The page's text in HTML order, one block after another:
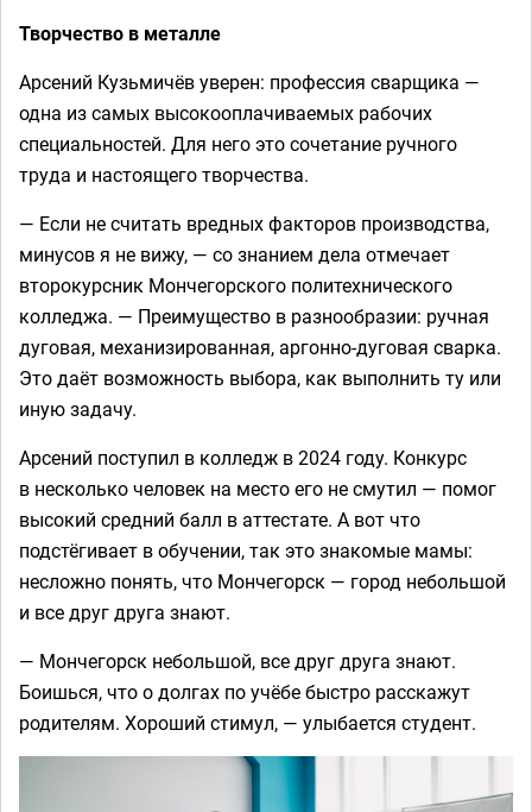
Творчество в металле
Арсений Кузьмичёв уверен: профессия сварщика —
одна из самых высокооплачиваемых рабочих
специальностей. Для него это сочетание ручного
труда и настоящего творчества.
— Если не считать вредных факторов производства,
минусов я не вижу, — со знанием дела отмечает
второкурсник Мончегорского политехнического
колледжа. — Преимущество в разнообразии: ручная
дуговая, механизированная, аргонно-дуговая сварка.
Это даёт возможность выбора, как выполнить ту или
иную задачу.
Арсений поступил в колледж в 2024 году. Конкурс
в несколько человек на место его не смутил — помог
высокий средний балл в аттестате. А вот что
подстёгивает в обучении, так это знакомые мамы:
несложно понять, что Мончегорск — город небольшой
и все друг друга знают.
— Мончегорск небольшой, все друг друга знают.
Боишься, что о долгах по учёбе быстро расскажут
родителям. Хороший стимул, — улыбается студент.